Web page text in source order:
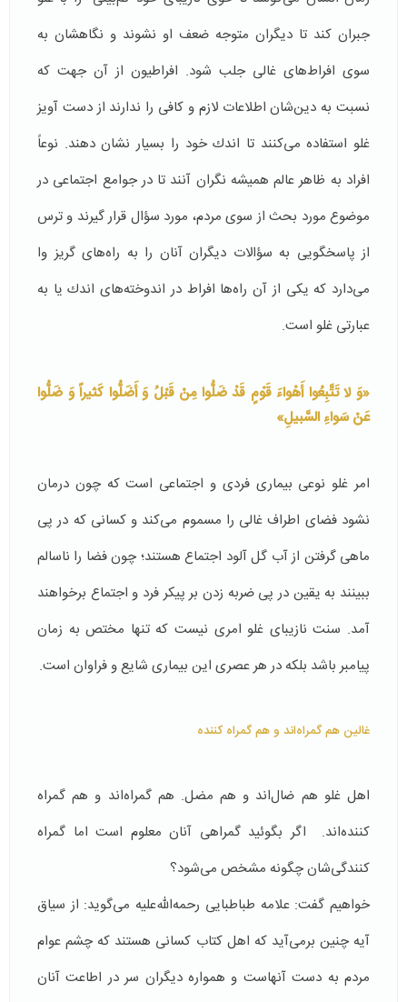
جبران كند تا دیگران متوجه ضعف او نشوند و نگاهشان به
سوی افراط‌های غالی جلب شود. افراطیون از آن جهت كه
نسبت به دین‌شان اطلاعات لازم و كافی را ندارند از دست آویز
غلو استفاده می‌كنند تا اندك خود را بسیار نشان دهند. نوعاً
افراد به ظاهر عالم همیشه نگران آنند تا در جوامع اجتماعی در
موضوع مورد بحث از سوی مردم، مورد سؤال قرار گیرند و ترس
از پاسخگویی به سؤالات دیگران آنان را به راه‌های گریز وا
می‌دارد كه یكی از آن راه‌ها افراط در اندوخته‌های اندك یا به
عبارتی غلو است.
«وَ لا تَتَّبِعُوا أَهْواءَ قَوْمٍ قَدْ ضَلُّوا مِنْ قَبْلُ وَ أَضَلُّوا كَثیراً وَ ضَلُّوا
عَنْ سَواءِ السَّبیلِ»
امر غلو نوعی بیماری فردی و اجتماعی است كه چون درمان
نشود فضای اطراف غالی را مسموم می‌كند و كسانی كه در پی
ماهی گرفتن از آب گل آلود اجتماع هستند؛ چون فضا را ناسالم
ببینند به یقین در پی ضربه زدن بر پیكر فرد و اجتماع برخواهند
آمد. سنت نازیبای غلو امری نیست كه تنها مختص به زمان
پیامبر باشد بلكه در هر عصری این بیماری شایع و فراوان است.
غالین هم گمراه‌‌اند و هم گمراه كننده‌
اهل غلو هم ضال‌اند و هم مضل. هم گمراه‌‌اند و هم گمراه
كننده‌اند. اگر بگوئید گمراهی آنان معلوم است اما گمراه
كنندگی‌شان چگونه مشخص می‌شود؟
خواهیم گفت:‌ علامه طباطبایی رحمه‌الله‌علیه می‌گوید: از سیاق
آیه چنین برمی‌آید كه اهل كتاب كسانی هستند كه چشم عوام
مردم به دست آنهاست و همواره دیگران سر در اطاعت آنان